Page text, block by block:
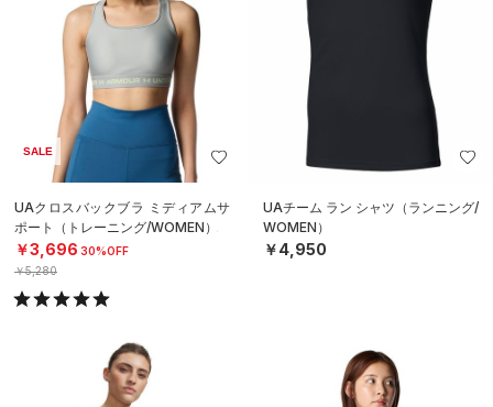
SALE
UAクロスバックブラ ミディアムサ
ポート（トレーニング/WOMEN）
￥3,696 30%OFF
￥5,280
UAチーム ラン シャツ（ランニング/
WOMEN）
￥4,950